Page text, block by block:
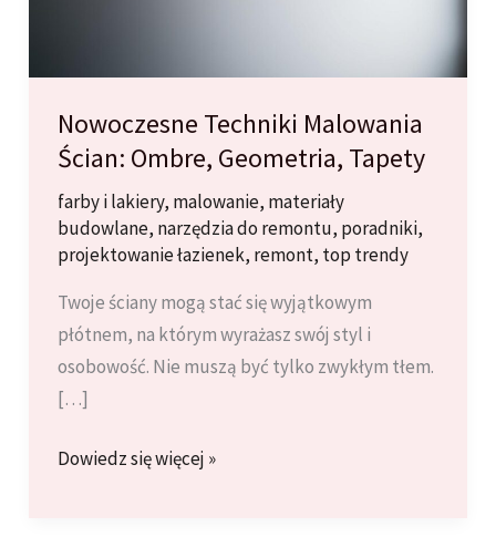
Nowoczesne Techniki Malowania
Ścian: Ombre, Geometria, Tapety
farby i lakiery, malowanie, materiały
budowlane, narzędzia do remontu, poradniki,
projektowanie łazienek, remont, top trendy
Twoje ściany mogą stać się wyjątkowym
płótnem, na którym wyrażasz swój styl i
osobowość. Nie muszą być tylko zwykłym tłem.
[…]
Nowoczesne
Dowiedz się więcej »